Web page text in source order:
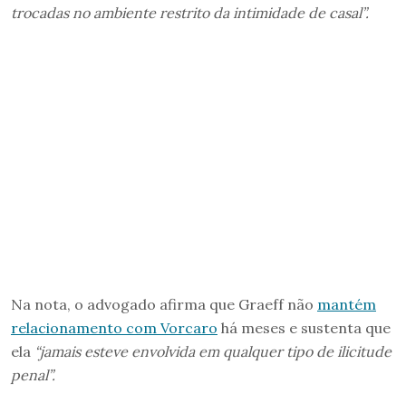
trocadas no ambiente restrito da intimidade de casal”.
Na nota, o advogado afirma que Graeff não mantém
relacionamento com Vorcaro há meses e sustenta que
ela “jamais esteve envolvida em qualquer tipo de ilicitude
penal”.